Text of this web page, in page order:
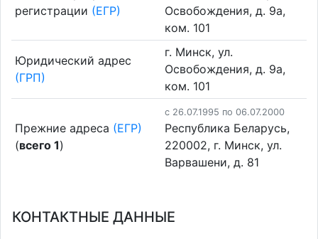
регистрации (ЕГР)
Освобождения, д. 9а,
ком. 101
Юридический адрес
(ГРП)
г. Минск, ул.
Освобождения, д. 9а,
ком. 101
Прежние адреса (ЕГР)
(всего 1)
c 26.07.1995 по 06.07.2000
Республика Беларусь,
220002, г. Минск, ул.
Варвашени, д. 81
КОНТАКТНЫЕ ДАННЫЕ